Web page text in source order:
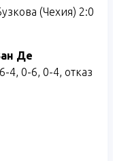
(Чехия) 2:0
Де
4, 0-6, 0-4, отказ